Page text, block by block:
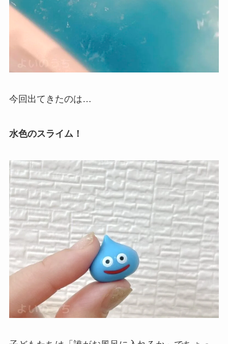
今回出てきたのは…
水色のスライム！